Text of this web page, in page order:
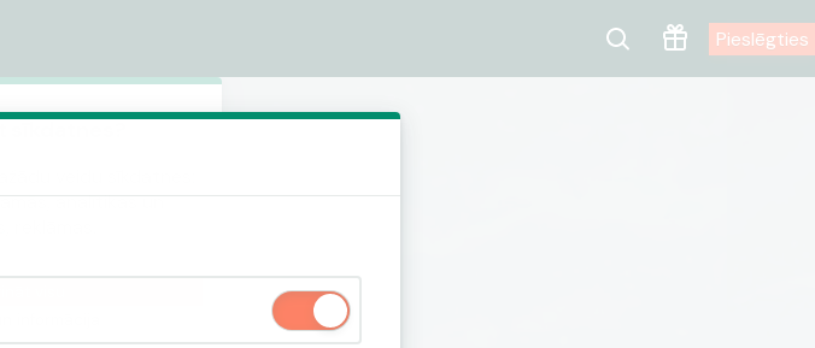
Pieslēgties
veidu sīkdatnes:
analītikas un
informācija